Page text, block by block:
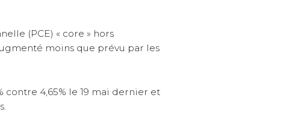
(PCE) « core » hors
moins que prévu par les
contre 4,65% le 19 mai dernier et